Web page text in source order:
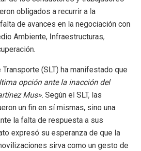
obligados a recurrir a la
de avances en la negociación con
Ambiente, Infraestructuras,
(SLT) ha manifestado que
opción ante la inacción del
Mus». Según el SLT, las
un fin en sí mismas, sino una
la falta de respuesta a sus
expresó su esperanza de que la
sirva como un gesto de